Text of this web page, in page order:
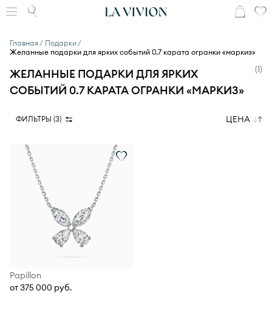
Главная
Подарки
Желанные подарки для ярких событий 0.7 карата огранки «маркиз»
ЖЕЛАННЫЕ ПОДАРКИ ДЛЯ ЯРКИХ
СОБЫТИЙ 0.7 КАРАТА ОГРАНКИ «МАРКИЗ»
(1)
ФИЛЬТРЫ (3) ЦЕНА
Papillon
от 375 000 руб.